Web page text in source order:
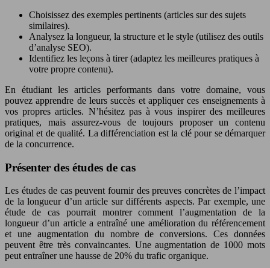
Choisissez des exemples pertinents (articles sur des sujets
similaires).
Analysez la longueur, la structure et le style (utilisez des outils
d’analyse SEO).
Identifiez les leçons à tirer (adaptez les meilleures pratiques à
votre propre contenu).
En étudiant les articles performants dans votre domaine, vous
pouvez apprendre de leurs succès et appliquer ces enseignements à
vos propres articles. N’hésitez pas à vous inspirer des meilleures
pratiques, mais assurez-vous de toujours proposer un contenu
original et de qualité. La différenciation est la clé pour se démarquer
de la concurrence.
Présenter des études de cas
Les études de cas peuvent fournir des preuves concrètes de l’impact
de la longueur d’un article sur différents aspects. Par exemple, une
étude de cas pourrait montrer comment l’augmentation de la
longueur d’un article a entraîné une amélioration du référencement
et une augmentation du nombre de conversions. Ces données
peuvent être très convaincantes. Une augmentation de 1000 mots
peut entraîner une hausse de 20% du trafic organique.